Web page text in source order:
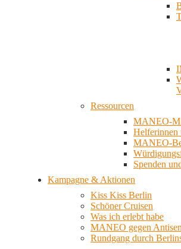
Ressourcen
MANEO-
Helferinnen
MANEO-
Spenden
Kampagne & Aktionen
Kiss Kiss Berlin
Schöner Cruisen
Was ich erlebt habe
MANEO gegen
Rundgang durch